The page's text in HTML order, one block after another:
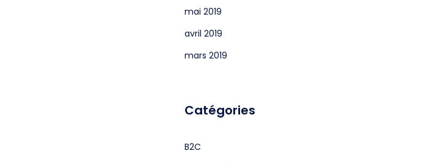
mai 2019
avril 2019
mars 2019
Catégories
B2C